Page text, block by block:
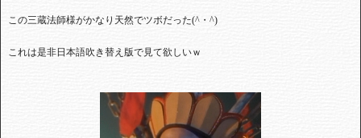
この三蔵法師様がかなり天然でツボだった(^・^)
これは是非日本語吹き替え版で見て欲しいｗ